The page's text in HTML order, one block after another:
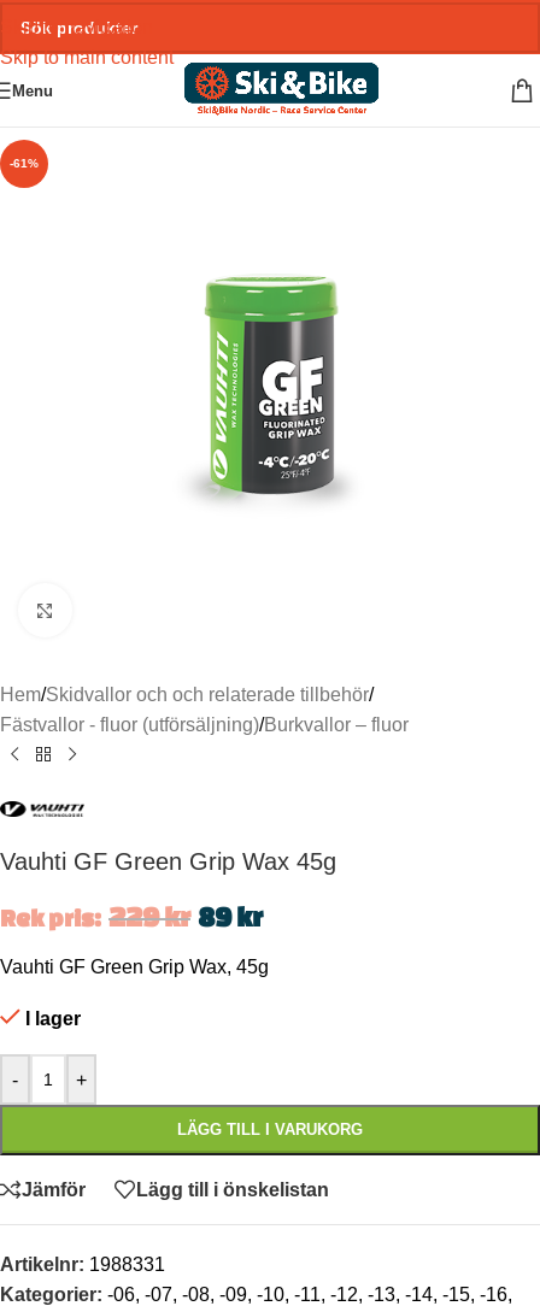
Skip to navigation
Skip to main content
Menu
-61%
Hem/Skidvallor och och relaterade tillbehör/
Fästvallor - fluor (utförsäljning)/Burkvallor – fluor
Vauhti GF Green Grip Wax 45g
Rek pris: 229kr 89kr
Vauhti GF Green Grip Wax, 45g
I lager
- +
LÄGG TILL I VARUKORG
Jämför Lägg till i önskelistan
Artikelnr: 1988331
Kategorier: -06, -07, -08, -09, -10, -11, -12, -13, -14, -15, -16,